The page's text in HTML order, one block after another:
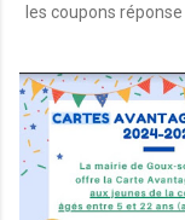
les coupons